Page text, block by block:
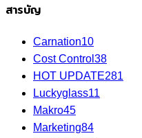
สารบัญ
Carnation10
Cost Control 38
HOT UPDATE281
Luckyglass11
Makro45
Marketing84